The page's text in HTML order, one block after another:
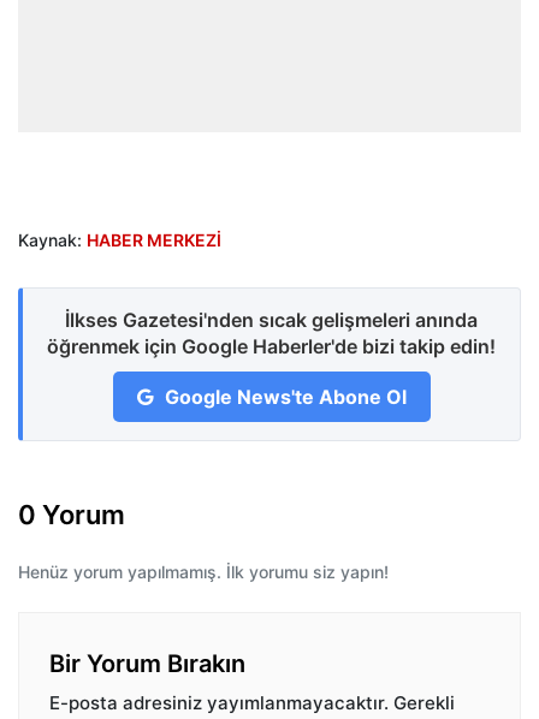
Kaynak: HABER MERKEZİ
İlkses Gazetesi'nden sıcak gelişmeleri anında
öğrenmek için Google Haberler'de bizi takip edin!
Google News'te Abone Ol
0 Yorum
Henüz yorum yapılmamış. İlk yorumu siz yapın!
Bir Yorum Bırakın
E-posta adresiniz yayımlanmayacaktır. Gerekli